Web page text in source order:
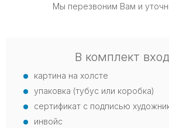
Мы перезвоним Вам и
В комплект
картина на холсте
упаковка (тубус или коробка)
сертификат с подписью
инвойс